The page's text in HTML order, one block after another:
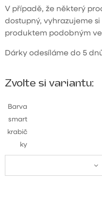
V případě, že některý
dostupný, vyhrazujeme
produktem podobným
Dárky odesíláme do 5
Zvolte si variantu:
Barva
smart
krabič
ky